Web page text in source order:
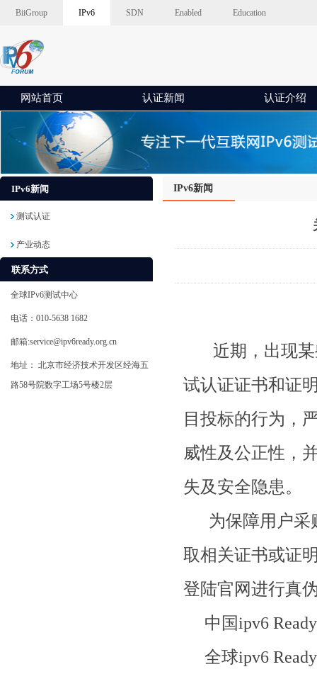
BiiGroup IPv6 SDN Enabled Education
网站首页 认证新闻 认证介绍
IPv6新闻
测试认证
产业动态
联系方式
全球IPv6测试中心
电话：010-5638 1682
邮箱:service@ipv6ready.org.cn
地址： 北京市经济技术开发区经海五
路58号院数字工场5号楼2层
IPv6新闻
近期，出现某
试认证证书和证
目投标的行为，
威性及公正性，
失及安全隐患。
为保障用户采
取相关证书或证
登陆官网进行真
中国ipv6
全球ipv6 Ready